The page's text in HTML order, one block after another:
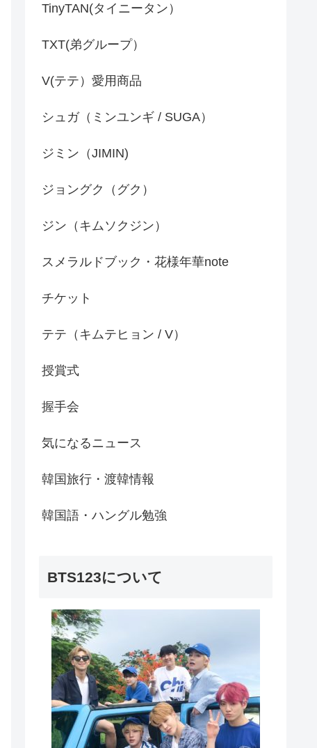
TinyTAN(タイニータン）
TXT(弟グループ）
V(テテ）愛用商品
シュガ（ミンユンギ / SUGA）
ジミン（JIMIN)
ジョングク（グク）
ジン（キムソクジン）
スメラルドブック・花様年華note
チケット
テテ（キムテヒョン / V）
授賞式
握手会
気になるニュース
韓国旅行・渡韓情報
韓国語・ハングル勉強
BTS123について